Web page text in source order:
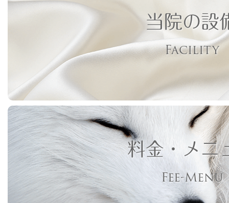
当院の設
Facility
料金・メニ
Fee-Menu